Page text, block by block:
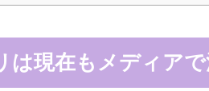
は現在もメディアで